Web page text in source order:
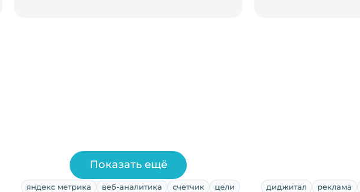
яндекс метрика веб-аналитика счетчик цели диджитал реклама
Показать ещё